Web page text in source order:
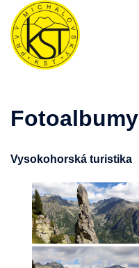
Preskočiť
obsah
Fotoalbumy
Vysokohorská turistika